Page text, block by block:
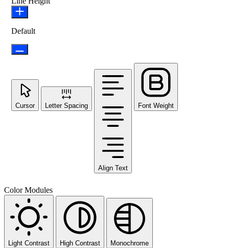
Default
Cursor Letter Spacing
Align Text
Font Weight
Color Modules
Light Contrast High Contrast Monochrome